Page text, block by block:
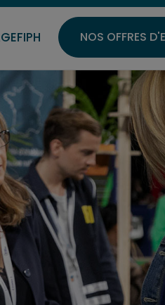
NOS OFFRES